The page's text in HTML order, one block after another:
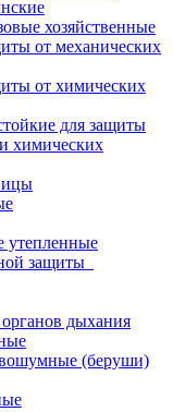
хозяйственные
от механических
от химических
для защиты
химических
утепленные
защиты
дыхания
(беруши)